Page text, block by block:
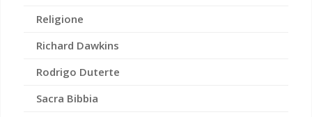
Religione
Richard Dawkins
Rodrigo Duterte
Sacra Bibbia